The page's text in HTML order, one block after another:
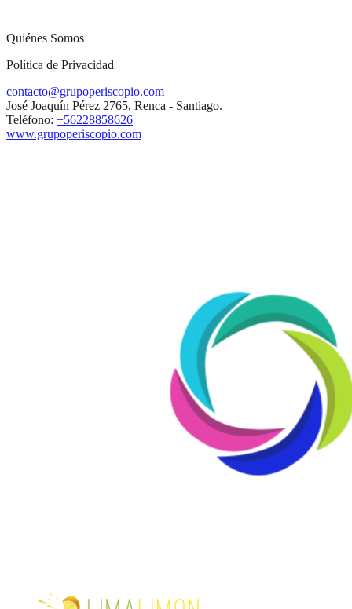
Quiénes Somos
Política de Privacidad
contacto@grupoperiscopio.com
José Joaquín Pérez 2765, Renca - Santiago.
Teléfono: +56228858626
www.grupoperiscopio.com